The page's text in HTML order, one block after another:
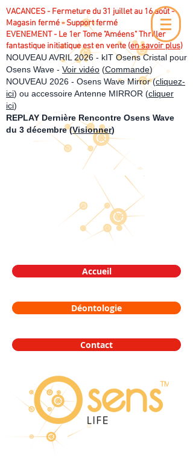
VACANCES - Fermeture du 31 juillet au 16 août -
Magasin fermé - Support fermé
EVENEMENT - Le 1er Tome "Améens" Thriller
fantastique initiatique est en vente (en savoir plus)
NOUVEAU AVRIL 2026 - kIT Osens Cristal pour
Osens Wave - Voir vidéo (Commande)
NOUVEAU 2026 - Osens Wave Mirror (cliquez-
ici) ou accessoire Antenne MIRROR (cliquer
ici)
REPLAY Dernière Rencontre Osens Wave
du 3 décembre (Visionner)
Accueil
Déontologie
Contact